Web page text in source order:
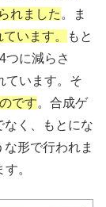
れました。ま
います。
もと
つに減らさ
ています。そ
です。合成ゲ
なく、もとにな
形で行われま
。